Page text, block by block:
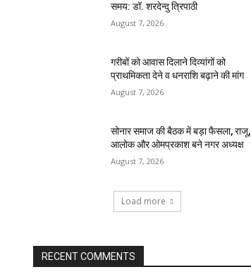
समय: डॉ. शरदेन्दु त्रिपाठी
August 7, 2026
गरीबों को आवास दिलाने दिव्यांगों को
प्राथमिकता देने व धनराशि बढ़ाने की मांग
August 7, 2026
सोनार समाज की बैठक में बड़ा फैसला, राजू,
आलोक और ओमप्रकाश बने नगर अध्यक्ष
August 7, 2026
Load more
RECENT COMMENTS